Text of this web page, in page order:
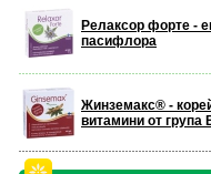
Релаксор форте -
пасифлора
Жинземакс® -
витамини от група